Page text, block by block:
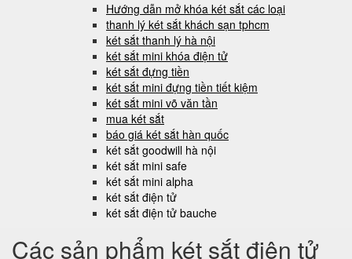
Hướng dẫn mở khóa két sắt các loại
thanh lý két sắt khách sạn tphcm
két sắt thanh lý hà nội
két sắt mini khóa điện tử
két sắt đựng tiền
két sắt mini đựng tiền tiết kiệm
két sắt mini võ văn tần
mua két sắt
báo giá két sắt hàn quốc
két sắt goodwill hà nội
két sắt mini safe
két sắt mini alpha
két sắt điện tử
két sắt điện tử bauche
Các sản phẩm két sắt điện tử